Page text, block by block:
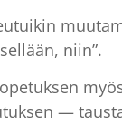
niin”.
—